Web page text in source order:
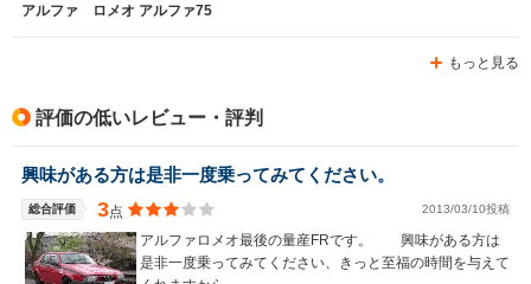
アルファ ロメオ アルファ75
もっと見る
評価の低いレビュー・評判
興味がある方は是非一度乗ってみてください。
総合評価 3点 2013/03/10投稿
アルファロメオ最後の量産FRです。 興味がある方は
是非一度乗ってみてください、きっと至福の時間を与えて